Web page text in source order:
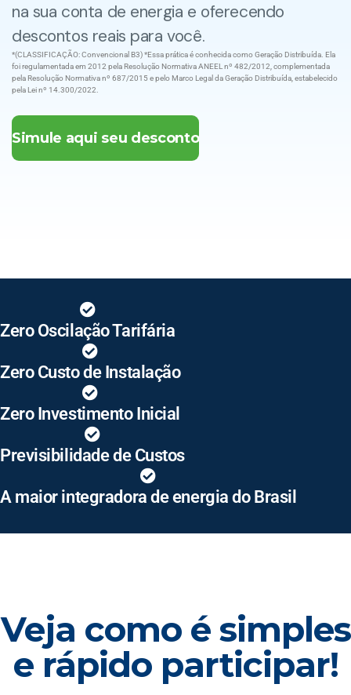
na sua conta de energia e oferecendo
descontos reais para você.
*(CLASSIFICAÇÃO: Convencional B3) *Essa prática é conhecida como Geração Distribuída. Ela
foi regulamentada em 2012 pela Resolução Normativa ANEEL nº 482/2012, complementada
pela Resolução Normativa nº 687/2015 e pelo Marco Legal da Geração Distribuída, estabelecido
pela Lei nº 14.300/2022.
Simule aqui seu desconto
Zero Oscilação Tarifária
Zero Custo de Instalação
Zero Investimento Inicial
Previsibilidade de Custos
A maior integradora de energia do Brasil
Veja como é simples
e rápido participar!